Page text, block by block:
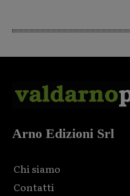
Arno Edizioni Srl
Chi siamo
Contatti